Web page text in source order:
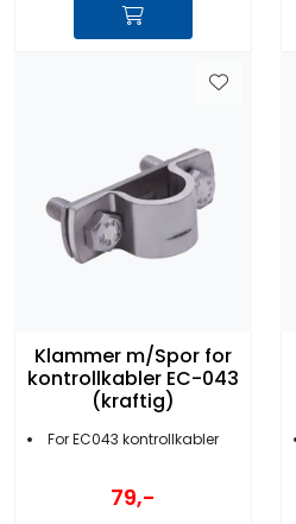
Klammer m/Spor for
kontrollkabler EC-043
(kraftig)
For EC043 kontrollkabler
79,-